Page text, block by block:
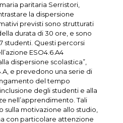
paritaria Serristori,
la dispersione
previsti sono strutturati
durata di 30 ore, e sono
studenti. Questi percorsi
ESO4.6.A4
dispersione scolastica”,
e prevedono una serie di
del tempo
degli studenti e alla
nell’apprendimento. Tali
sulla motivazione allo studio,
con particolare attenzione